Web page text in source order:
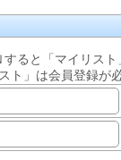
ると「マイリス
ト」は会員登録が